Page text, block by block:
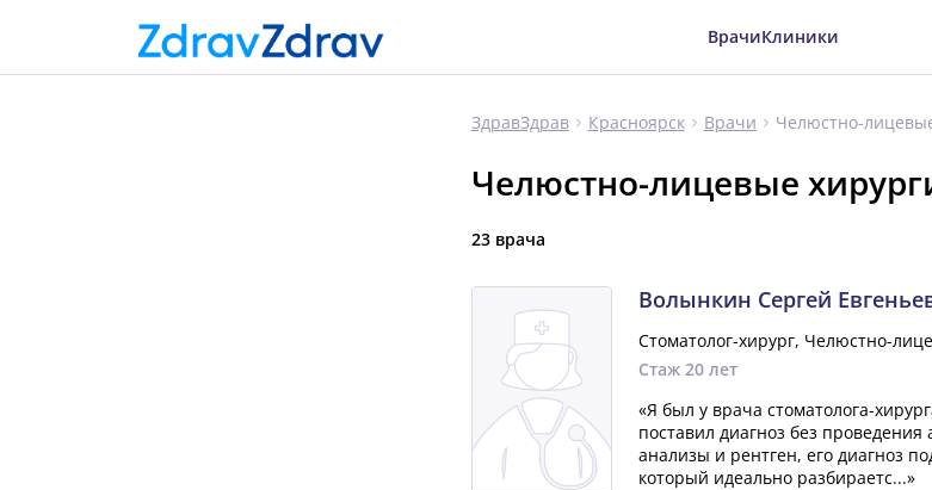
ВрачиКлиники
ЗдравЗдрав Красноярск Врачи Челюстно-
Челюстно-лицевые
23 врача
Волынкин Сергей
Стоматолог-хирург, Челюстно-
Стаж 20 лет
«Я был у врача стоматолога-
поставил диагноз без
анализы и рентген, его диагноз
который идеально разбираетс...»